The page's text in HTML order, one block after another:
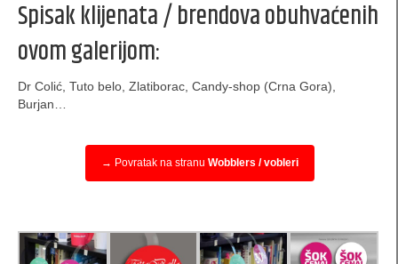
Papirne kese (MB)
kese 370x245x90 (MBX)
kesa 230 x 220 x 100 (XB)
kese 260 x 170 x 60 (SBX)
kesa 200 x 140 x 60 (PBX)
Spisak klijenata / brendova obuhvaćenih
ovom galerijom:
Dr Colić, Tuto belo, Zlatiborac, Candy-shop (Crna Gora),
Burjan…
→ Povratak na stranu Wobblers / vobleri